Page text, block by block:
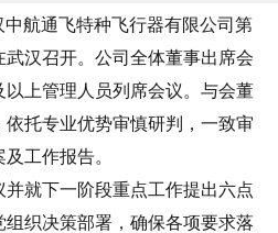
中航通飞特种飞行器有限公司第
武汉召开。公司全体董事出席会
上管理人员列席会议。与会董
托专业优势审慎研判，一致审
工作报告。
就下一阶段重点工作提出六点
织决策部署，确保各项要求落